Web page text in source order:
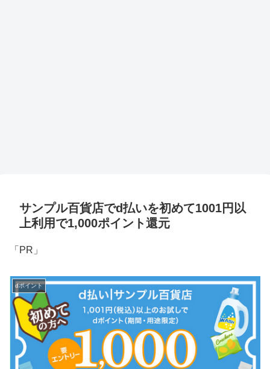
サンプル百貨店でd払いを初めて1001円以
上利用で1,000ポイント還元
「PR」
dポイント